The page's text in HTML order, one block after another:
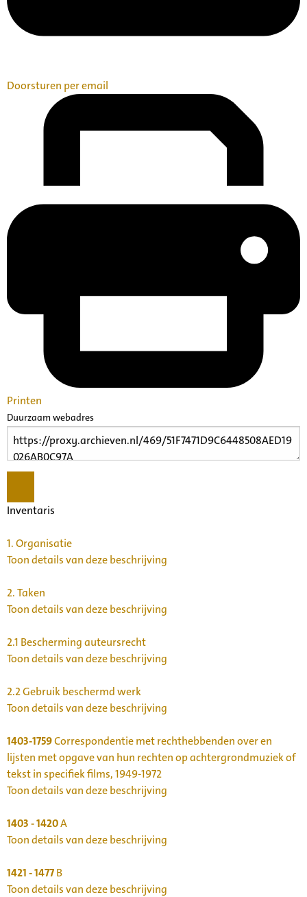
Doorsturen per email
Printen
Duurzaam webadres
Inventaris
1.Organisatie
Toon details van deze beschrijving
2.Taken
Toon details van deze beschrijving
2.1 Bescherming auteursrecht
Toon details van deze beschrijving
2.2Gebruik beschermd werk
Toon details van deze beschrijving
1403-1759Correspondentie met rechthebbenden over en
lijsten met opgave van hun rechten op achtergrondmuziek of
tekst in specifiek films, 1949-1972
Toon details van deze beschrijving
1403 - 1420A
Toon details van deze beschrijving
1421 - 1477B
Toon details van deze beschrijving